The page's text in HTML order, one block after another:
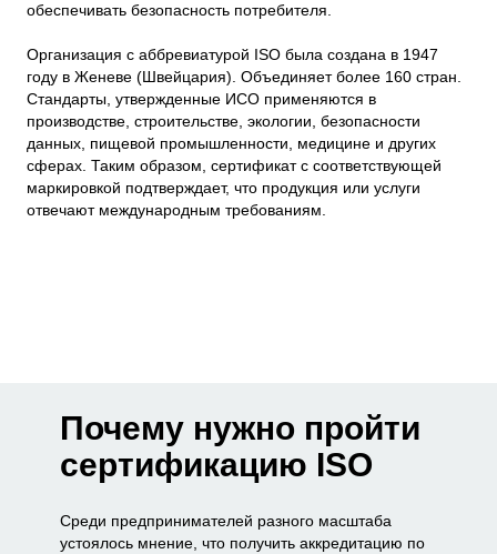
обеспечивать безопасность потребителя.
Организация с аббревиатурой ISO была создана в 1947
году в Женеве (Швейцария). Объединяет более 160 стран.
Стандарты, утвержденные ИСО применяются в
производстве, строительстве, экологии, безопасности
данных, пищевой промышленности, медицине и других
сферах. Таким образом, сертификат с соответствующей
маркировкой подтверждает, что продукция или услуги
отвечают международным требованиям.
Почему нужно пройти
сертификацию ISO
Среди предпринимателей разного масштаба
устоялось мнение, что получить аккредитацию по